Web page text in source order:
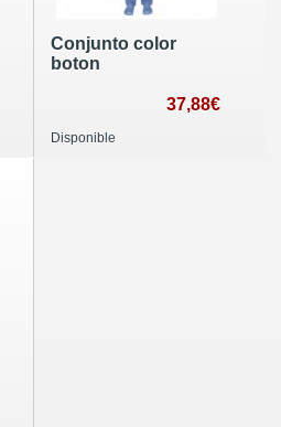
Conjunto color
boton
37,88€
Disponible